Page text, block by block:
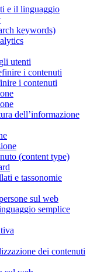
e il linguaggio
keywords)
utenti
i contenuti
i contenuti
dell’informazione
(content type)
e tassonomie
sul web
semplice
dei contenuti